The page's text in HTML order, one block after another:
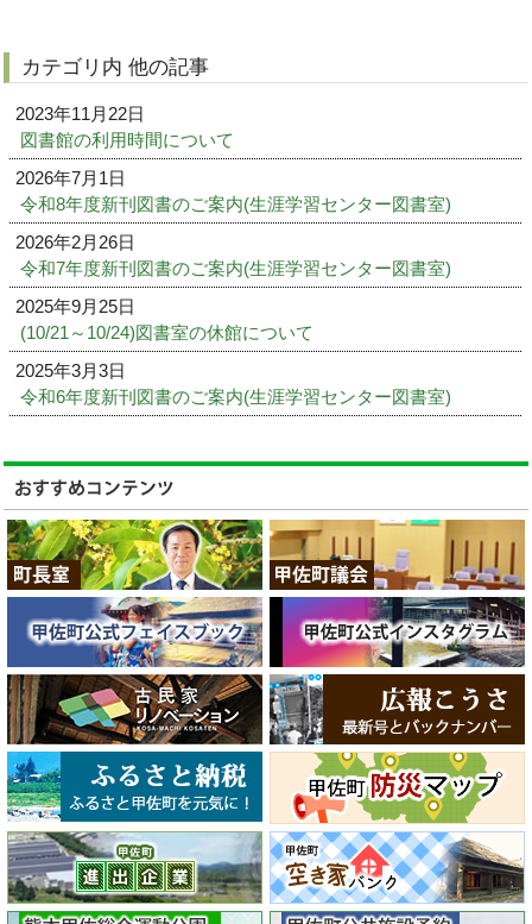
カテゴリ内 他の記事
2023年11月22日
図書館の利用時間について
2026年7月1日
令和8年度新刊図書のご案内(生涯学習センター図書室)
2026年2月26日
令和7年度新刊図書のご案内(生涯学習センター図書室)
2025年9月25日
(10/21～10/24)図書室の休館について
2025年3月3日
令和6年度新刊図書のご案内(生涯学習センター図書室)